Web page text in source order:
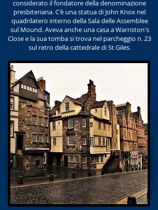
considerato il fondatore della denominazione
presbiteriana. C'è una statua di John Knox nel
quadrilatero interno della Sala delle Assemblee
sul Mound. Aveva anche una casa a Warriston's
Close e la sua tomba si trova nel parcheggio n. 23
sul retro della cattedrale di St Giles.